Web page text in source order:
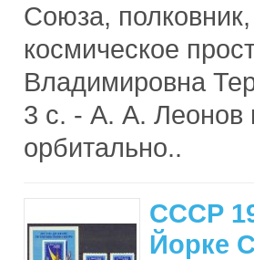
Союза,
космическое
Владимировна
3 с. - А. А. Леонов
орбитально..
СССР
Йорке